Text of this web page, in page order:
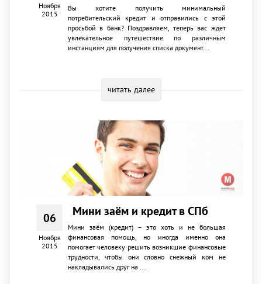
Ноября
2015
Вы хотите получить минимальный
потребительский кредит и отправились с этой
просьбой в банк? Поздравляем, теперь вас ждет
увлекательное путешествие по различным
инстанциям для получения списка документ...
читать далее
06
Ноября
2015
Мини заём и кредит в СПб
Мини заём (кредит) – это хоть и не большая
финансовая помощь, но иногда именно она
помогает человеку решить возникшие финансовые
трудности, чтобы они словно снежный ком не
накладывались друг на ...